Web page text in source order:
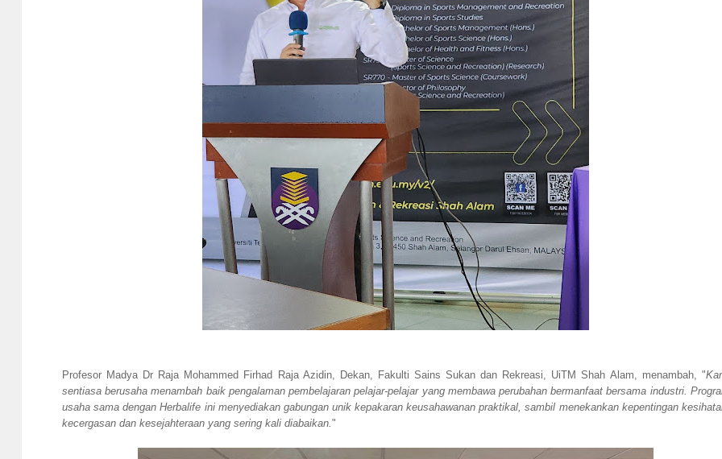
Profesor Madya Dr Raja Mohammed Firhad Raja Azidin, Dekan, Fakulti Sains Sukan dan Rekreasi, UiTM Shah Alam, menambah, "
sentiasa berusaha menambah baik pengalaman pembelajaran pelajar-pelajar yang membawa perubahan bermanfaat bersama industri.
usaha sama dengan Herbalife ini menyediakan gabungan unik kepakaran keusahawanan praktikal, sambil menekankan kepentingan
kecergasan dan kesejahteraan yang sering kali diabaikan."